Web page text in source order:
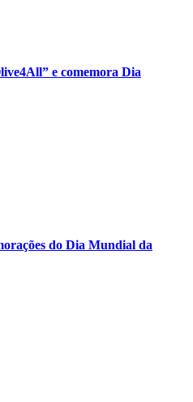
e comemora Dia
do Dia Mundial da